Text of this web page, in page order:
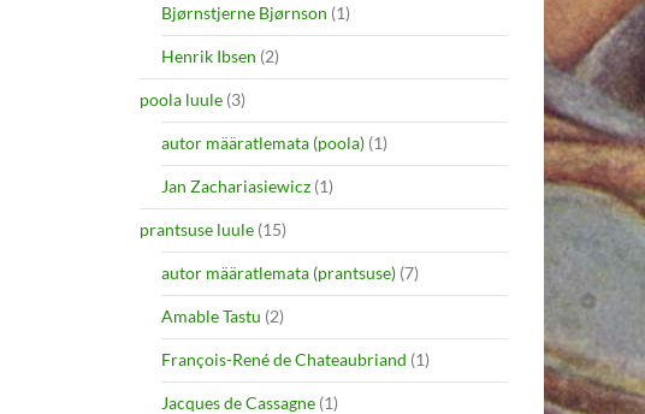
Bjørnstjerne Bjørnson (1)
Henrik Ibsen (2)
poola luule (3)
autor määratlemata (poola) (1)
Jan Zachariasiewicz (1)
prantsuse luule (15)
autor määratlemata (prantsuse) (7)
Amable Tastu (2)
François-René de Chateaubriand (1)
Jacques de Cassagne (1)